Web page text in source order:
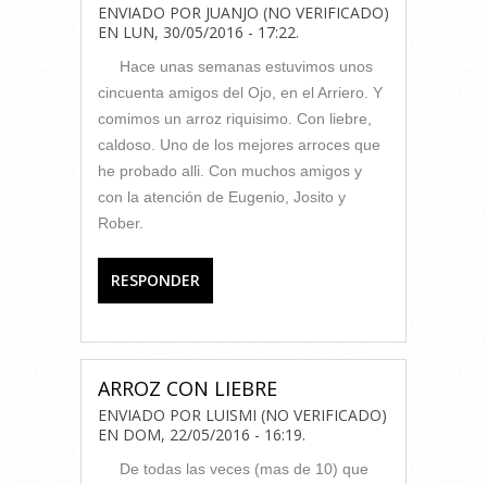
ENVIADO POR JUANJO (NO VERIFICADO)
EN LUN, 30/05/2016 - 17:22.
Hace unas semanas estuvimos unos
cincuenta amigos del Ojo, en el Arriero. Y
comimos un arroz riquisimo. Con liebre,
caldoso. Uno de los mejores arroces que
he probado alli. Con muchos amigos y
con la atención de Eugenio, Josito y
Rober.
RESPONDER
ARROZ CON LIEBRE
ENVIADO POR LUISMI (NO VERIFICADO)
EN DOM, 22/05/2016 - 16:19.
De todas las veces (mas de 10) que